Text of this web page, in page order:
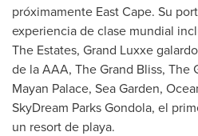
próximamente East Cape. Su
experiencia de clase mundial
The Estates, Grand Luxxe
de la AAA, The Grand Bliss, The
Mayan Palace, Sea Garden,
SkyDream Parks Gondola, el
un resort de playa.